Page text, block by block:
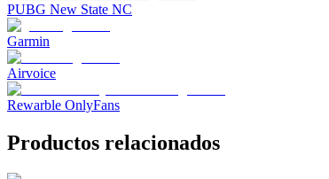
PUBG New State NC
Garmin
Airvoice
Rewarble OnlyFans
Productos relacionados